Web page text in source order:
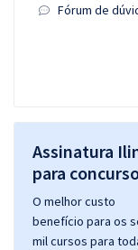
Fórum de
Assinatura
para
O melhor custo
benefício para os
mil cursos para